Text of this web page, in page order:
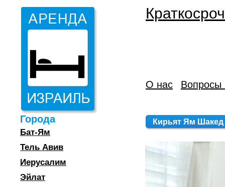
О нас Вопросы
Города
Бат-Ям
Тель Авив
Иерусалим
Эйлат
Кирьят Ям Шакед